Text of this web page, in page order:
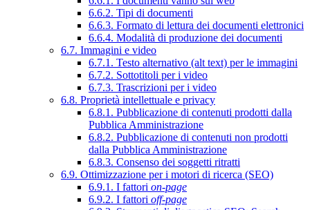
6.6.2. Tipi di documenti
6.6.3. Formato di lettura dei documenti elettronici
6.6.4. Modalità di produzione dei documenti
6.7. Immagini e video
6.7.1. Testo alternativo (alt text) per le immagini
6.7.2. Sottotitoli per i video
6.7.3. Trascrizioni per i video
6.8. Proprietà intellettuale e privacy
6.8.1. Pubblicazione di contenuti prodotti dalla
Pubblica Amministrazione
6.8.2. Pubblicazione di contenuti non prodotti
dalla Pubblica Amministrazione
6.8.3. Consenso dei soggetti ritratti
6.9. Ottimizzazione per i motori di ricerca (SEO)
6.9.1. I fattori on-page
6.9.2. I fattori off-page